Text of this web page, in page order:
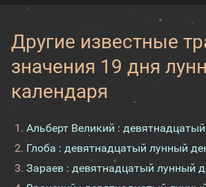
Другие известные
значения 19 дня
календаря
Альберт Великий :
Глоба : девятнадцатый лунный
Зараев : девятнадцатый лунный